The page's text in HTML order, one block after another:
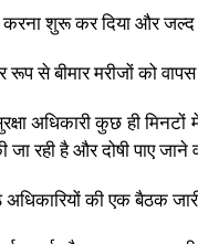
शुरू कर दिया और जल्द
से बीमार मरीजों को वापस
अधिकारी कुछ ही
रही है और दोषी पाए जाने
अधिकारियों की एक बैठक